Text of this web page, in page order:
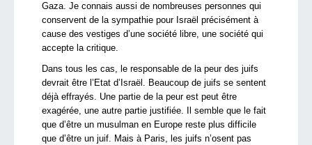
Gaza. Je connais aussi de nombreuses personnes qui
conservent de la sympathie pour Israël précisément à
cause des vestiges d’une société libre, une société qui
accepte la critique.
Dans tous les cas, le responsable de la peur des juifs
devrait être l’Etat d’Israël. Beaucoup de juifs se sentent
déjà effrayés. Une partie de la peur est peut être
exagérée, une autre partie justifiée. Il semble que le fait
que d’être un musulman en Europe reste plus difficile
que d’être un juif. Mais à Paris, les juifs n’osent pas